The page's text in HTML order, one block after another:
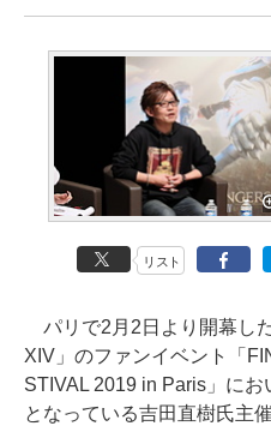
リスト
パリで2月2日より開幕し
XIV」のファンイベント「
STIVAL 2019 in Paris」に
となっている吉田直樹氏主